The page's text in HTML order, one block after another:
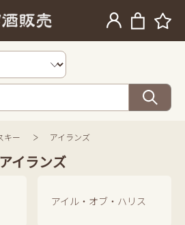
キー アイランズ
アイランズ
アイル・オブ・ハリス